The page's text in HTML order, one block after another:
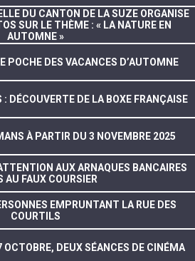
DU CANTON DE LA SUZE ORGANISE
SUR LE THÈME : « LA NATURE EN
AUTOMNE »
POCHE DES VACANCES D’AUTOMNE
: DÉCOUVERTE DE LA BOXE FRANÇAISE
À PARTIR DU 3 NOVEMBRE 2025
AUX ARNAQUES BANCAIRES
AU FAUX COURSIER
EMPRUNTANT LA RUE DES
COURTILS
DEUX SÉANCES DE CINÉMA